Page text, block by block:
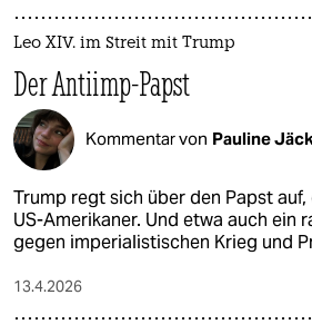
Leo XIV. im Streit mit Trump
Der Antiimp-Papst
Kommentar von Pauline
Trump regt sich über den Papst
US-Amerikaner. Und etwa auch ein
gegen imperialistischen Krieg und
13.4.2026